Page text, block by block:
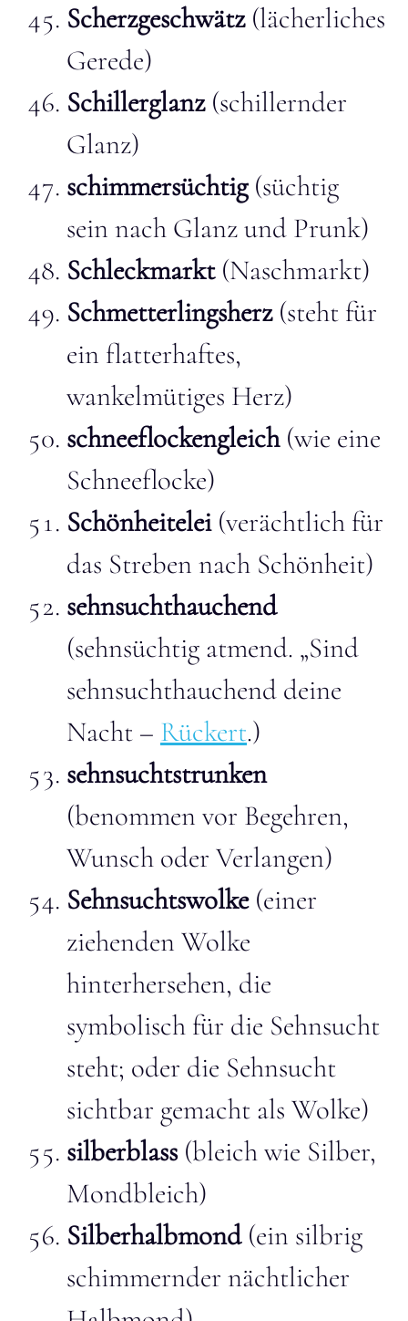
Scherzgeschwätz (lächerliches
Gerede)
Schillerglanz(schillernder
Glanz)
schimmersüchtig(süchtig
sein nach Glanz und Prunk)
Schleckmarkt (Naschmarkt)
Schmetterlingsherz(steht für
ein flatterhaftes,
wankelmütiges Herz)
schneeflockengleich(wie eine
Schneeflocke)
Schönheitelei(verächtlich für
das Streben nach Schönheit)
sehnsuchthauchend
(sehnsüchtig atmend. „Sind
sehnsuchthauchend deine
Nacht – Rückert.)
sehnsuchtstrunken
(benommen vor Begehren,
Wunsch oder Verlangen)
Sehnsuchtswolke(einer
ziehenden Wolke
hinterhersehen, die
symbolisch für die Sehnsucht
steht; oder die Sehnsucht
sichtbar gemacht als Wolke)
silberblass(bleich wie Silber,
Mondbleich)
Silberhalbmond(ein silbrig
schimmernder nächtlicher